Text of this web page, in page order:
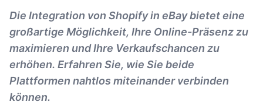
Die Integration von Shopify in eBay bietet eine
großartige Möglichkeit, Ihre Online-Präsenz zu
maximieren und Ihre Verkaufschancen zu
erhöhen. Erfahren Sie, wie Sie beide
Plattformen nahtlos miteinander verbinden
können.